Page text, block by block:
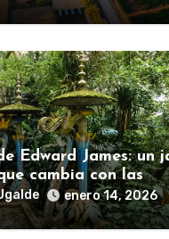
Edward James: un
cambia con las
enero 14, 2026